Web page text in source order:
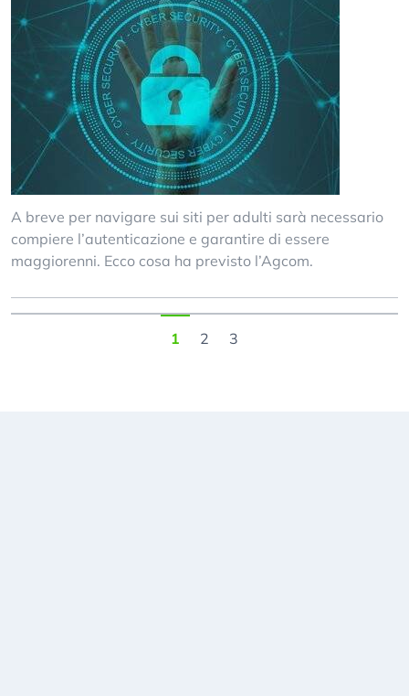
A breve per navigare sui siti per adulti sarà necessario
compiere l’autenticazione e garantire di essere
maggiorenni. Ecco cosa ha previsto l’Agcom.
1 2 3